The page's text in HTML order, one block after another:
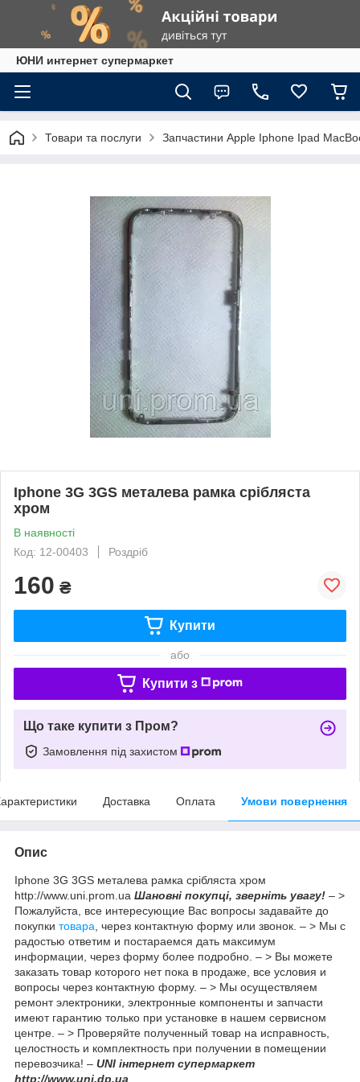
ЮНИ интернет супермаркет
Товари та послуги Запчастини Apple Iphone Ipad
Iphone 3G 3GS металева рамка срібляста
хром
В наявності
Код: 12-00403
Роздріб
160 ₴
Купити
або
Купити з
Що таке купити з Пром?
Замовлення під захистом
Доставка Оплата Умови повернення
Опис
Iphone 3G 3GS металева рамка срібляста хром
http://www.uni.prom.ua Шановні покупці, зверніть увагу! – >
Пожалуйста, все интересующие Вас вопросы задавайте до
покупки товара , через контактную форму или звонок. – > Мы с
радостью ответим и постараемся дать максимум
информации, через форму более подробно. – > Вы можете
заказать товар которого нет пока в продаже, все условия и
вопросы через контактную форму. – > Мы осуществляем
ремонт электроники, электронные компоненты и запчасти
имеют гарантию только при установке в нашем сервисном
центре. – > Проверяйте полученный товар на исправность,
целостность и комплектность при получении в помещении
перевозчика! – UNI інтернет супермаркет
http://www.uni.dp.ua